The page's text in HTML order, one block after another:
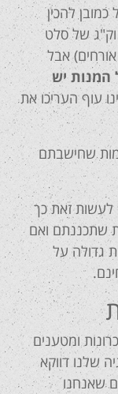
כמובן להכין
של סלט
אבל
יש
עוף העריכו את
הגדולה ב-10% מהכמות שחישבתם
זאת כך
שתכננתם ואם
גדולה על
ומטענים
שלנו דווקא
שאנחנו